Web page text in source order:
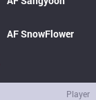
AFSnowFlower
Player